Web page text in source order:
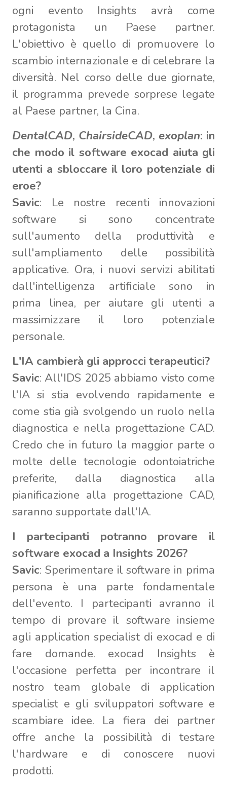
ogni evento Insights avrà come
protagonista un Paese partner.
L'obiettivo è quello di promuovere lo
scambio internazionale e di celebrare la
diversità. Nel corso delle due giornate,
il programma prevede sorprese legate
al Paese partner, la Cina.
DentalCAD, ChairsideCAD, exoplan: in
che modo il software exocad aiuta gli
utenti a sbloccare il loro potenziale di
eroe?
Savic: Le nostre recenti innovazioni
software si sono concentrate
sull'aumento della produttività e
sull'ampliamento delle possibilità
applicative. Ora, i nuovi servizi abilitati
dall'intelligenza artificiale sono in
prima linea, per aiutare gli utenti a
massimizzare il loro potenziale
personale.
L'IA cambierà gli approcci terapeutici?
Savic: All'IDS 2025 abbiamo visto come
l'IA si stia evolvendo rapidamente e
come stia già svolgendo un ruolo nella
diagnostica e nella progettazione CAD.
Credo che in futuro la maggior parte o
molte delle tecnologie odontoiatriche
preferite, dalla diagnostica alla
pianificazione alla progettazione CAD,
saranno supportate dall'IA.
I partecipanti potranno provare il
software exocad a Insights 2026?
Savic: Sperimentare il software in prima
persona è una parte fondamentale
dell'evento. I partecipanti avranno il
tempo di provare il software insieme
agli application specialist di exocad e di
fare domande. exocad Insights è
l'occasione perfetta per incontrare il
nostro team globale di application
specialist e gli sviluppatori software e
scambiare idee. La fiera dei partner
offre anche la possibilità di testare
l'hardware e di conoscere nuovi
prodotti.